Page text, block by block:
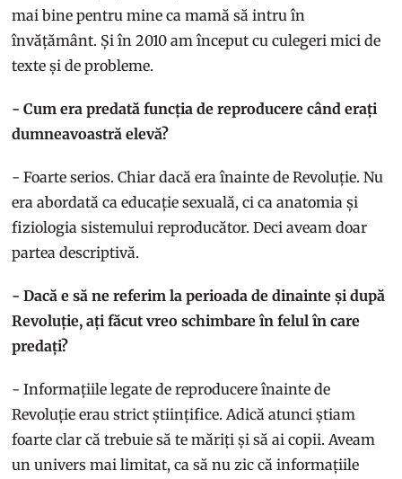
mai bine pentru mine ca mamă să intru în
învățământ. Și în 2010 am început cu culegeri mici de
texte și de probleme.
- Cum era predată funcția de reproducere când erați
dumneavoastră elevă?
- Foarte serios. Chiar dacă era înainte de Revoluție. Nu
era abordată ca educație sexuală, ci ca anatomia și
fiziologia sistemului reproducător. Deci aveam doar
partea descriptivă.
- Dacă e să ne referim la perioada de dinainte și după
Revoluție, ați făcut vreo schimbare în felul în care
predați?
- Informațiile legate de reproducere înainte de
Revoluție erau strict științifice. Adică atunci știam
foarte clar că trebuie să te măriți și să ai copii. Aveam
un univers mai limitat, ca să nu zic că informațiile